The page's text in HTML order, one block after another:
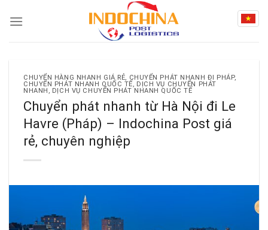
CHUYỂN HÀNG NHANH GIÁ RẺ, CHUYỂN PHÁT NHANH ĐI PHÁP,
CHUYỂN PHÁT NHANH QUỐC TẾ, DỊCH VỤ CHUYỂN PHÁT
NHANH , DỊCH VỤ CHUYỂN PHÁT NHANH QUỐC TẾ
Chuyển phát nhanh từ Hà Nội đi Le
Havre (Pháp) – Indochina Post giá
rẻ, chuyên nghiệp